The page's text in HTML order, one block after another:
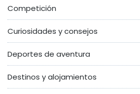
Competición
Curiosidades y consejos
Deportes de aventura
Destinos y alojamientos